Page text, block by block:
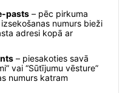
pasts – pēc pirkuma
numurs bieži
adresi kopā ar
– piesakoties savā
vai “Sūtījumu vēsture”
numurs katram